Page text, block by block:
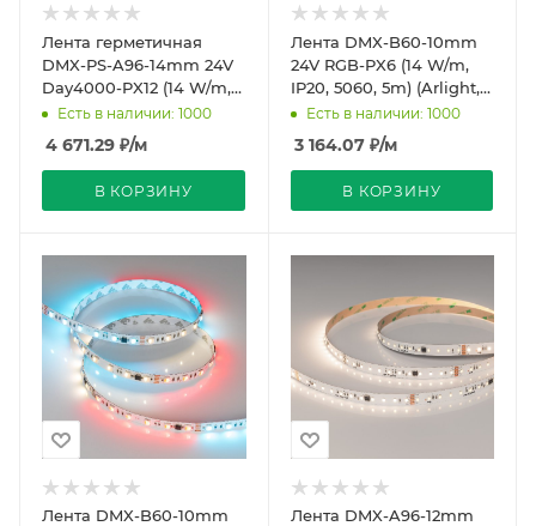
Лента герметичная
DMX-PS-A96-14mm 24V
Day4000-PX12 (14 W/m,
IP67, 5m) (Arlight,
Есть в наличии: 1000
4 671.29 ₽/м
В КОРЗИНУ
Лента DMX-B60-10mm
24V RGB-PX6 (14 W/m,
IP20, 5060, 5m) (Arlight,
-) Есть в наличии: 1000
3 164.07₽/м
В КОРЗИНУ
Лента DMX-B60-10mm
Лента DMX-A96-12mm